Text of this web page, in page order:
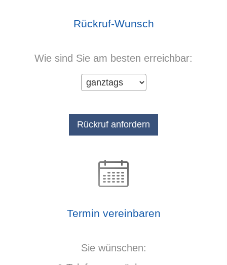
Rück­ruf-Wunsch
Wie sind Sie am besten erreichbar:
Termin ver­ein­baren
Sie wün­schen: